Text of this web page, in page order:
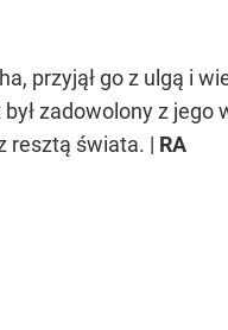
przyjął go z ulgą i
zadowolony z jego
resztą świata. | RA